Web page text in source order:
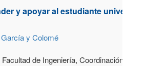
y apoyar al estudiante
y Colomé
Facultad de Ingeniería, Coordinación de